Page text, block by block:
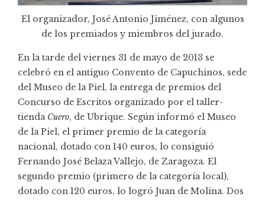
El organizador, José Antonio Jiménez, con algunos
de los premiados y miembros del jurado.
En la tarde del viernes 31 de mayo de 2013 se
celebró en el antiguo Convento de Capuchinos, sede
del Museo de la Piel, la entrega de premios del
Concurso de Escritos organizado por el taller-
tienda Cuero, de Ubrique. Según informó el Museo
de la Piel, el primer premio de la categoría
nacional, dotado con 140 euros, lo consiguió
Fernando José Belaza Vallejo, de Zaragoza. El
segundo premio (primero de la categoría local),
dotado con 120 euros, lo logró Juan de Molina. Dos